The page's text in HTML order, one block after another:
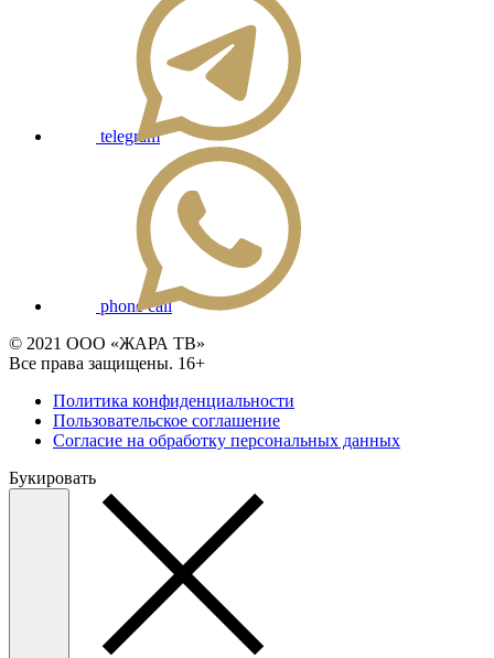
telegram
phone call
© 2021 ООО «ЖАРА ТВ»
Все права защищены. 16+
Политика конфиденциальности
Пользовательское соглашение
Согласие на обработку персональных данных
Букировать